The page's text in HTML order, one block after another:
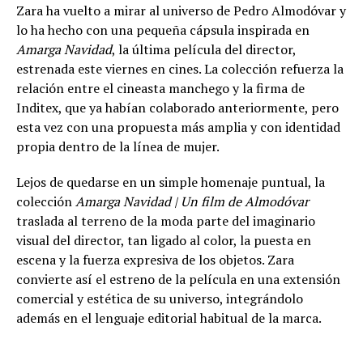
Zara ha vuelto a mirar al universo de Pedro Almodóvar y
lo ha hecho con una pequeña cápsula inspirada en
Amarga Navidad, la última película del director,
estrenada este viernes en cines. La colección refuerza la
relación entre el cineasta manchego y la firma de
Inditex, que ya habían colaborado anteriormente, pero
esta vez con una propuesta más amplia y con identidad
propia dentro de la línea de mujer.
Lejos de quedarse en un simple homenaje puntual, la
colecciónAmarga Navidad | Un film de Almodóvar
traslada al terreno de la moda parte del imaginario
visual del director, tan ligado al color, la puesta en
escena y la fuerza expresiva de los objetos. Zara
convierte así el estreno de la película en una extensión
comercial y estética de su universo, integrándolo
además en el lenguaje editorial habitual de la marca.